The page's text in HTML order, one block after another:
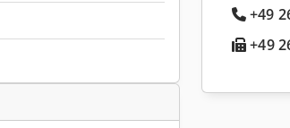
+49
+49